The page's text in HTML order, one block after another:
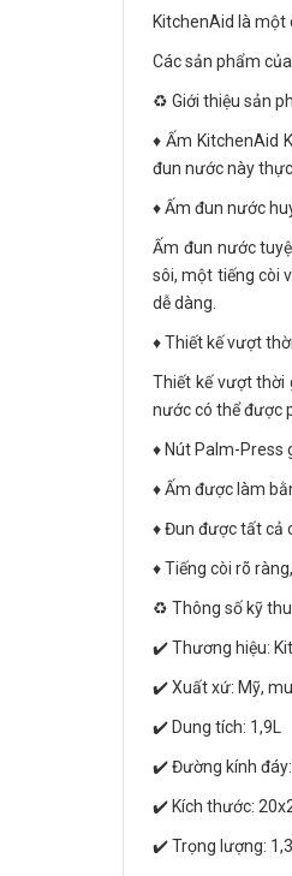
KitchenAid là một
Các sản phẩm
♻️ Giới thiệu sản
♦️ Ấm KitchenAid
đun nước này
♦️ Ấm đun nước
Ấm đun nước
sôi, một tiếng còi
dễ dàng.
♦️ Thiết kế vượt
Thiết kế vượt thời
nước có thể được
♦️ Nút Palm-Press
♦️ Ấm được làm
♦️ Đun được tất cả
♦️ Tiếng còi rõ
♻️ Thông số kỹ
✔️ Thương hiệu:
✔️ Xuất xứ: Mỹ,
✔️ Dung tích: 1,9L
✔️ Đường kính
✔️ Kích thước:
✔️ Trọng lượng: